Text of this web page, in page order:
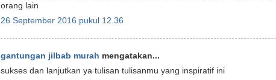
orang lain
26 September 2016 pukul 12.36
gantungan jilbab murah mengatakan...
sukses dan lanjutkan ya tulisan tulisanmu yang inspiratif ini